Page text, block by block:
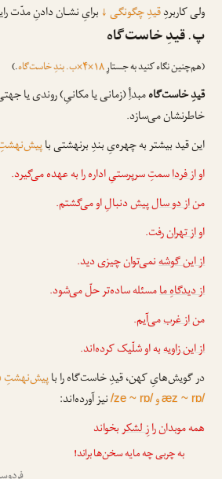
ولی کاربردِقیدِ چگونگی↓برایِ نشـان دادنِ مدّت
پ. قیدِ خاست‌گاه
(هم‌چنین نگاه کنید به جستارِ۱۸×۴×ب. بندِ خاست‌گاه .)
قیدِ خاست‌گاهمبدأِ (زمانی یا مکانیِ) روندی یا
خاطرنشان می‌سازد.
این قید بیشتر به چهره‌یِ بندِ برنهشتی با
اواز فرداسمتِ سرپرستیِ اداره را به عهده می‌گیرد.
مناز دو سال پیشدنبالِ او می‌گشتم.
اواز تهرانرفت.
از این گوشهنمی‌توان چیزی دید.
از دیدگاهِ مامسئله ساده‌تر حلّ می‌شود.
مناز غربمی‌آیم.
از این زاویهبه او شلّیک کرده‌اند.
در گویش‌هایِ کهن، قیدِ خاست‌گاه را باپیش‌نهشتِ
æz ~ rɒ/و/ze ~ rɒ/نیز آورده‌اند:
همه موبدان رازِ لشکربخواند
به چربی چه مایه سخن‌ها براند!